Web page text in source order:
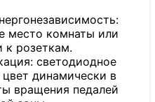
место комнаты или
к розеткам.
светодиодное
динамически в
вращения педалей